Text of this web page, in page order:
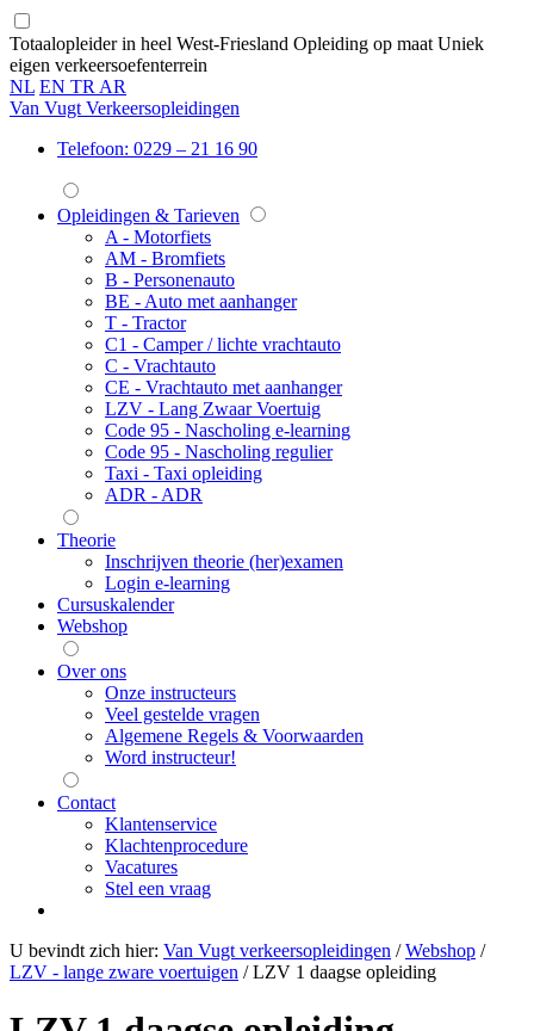
Totaalopleider in heel West-Friesland Opleiding op maat Uniek
eigen verkeersoefenterrein
NL EN TR AR
Van Vugt Verkeersopleidingen
Telefoon: 0229 – 21 16 90
Opleidingen & Tarieven
A - Motorfiets
AM - Bromfiets
B - Personenauto
BE - Auto met aanhanger
T - Tractor
C1 - Camper / lichte vrachtauto
C - Vrachtauto
CE - Vrachtauto met aanhanger
LZV - Lang Zwaar Voertuig
Code 95 - Nascholing e-learning
Code 95 - Nascholing regulier
Taxi - Taxi opleiding
ADR - ADR
Theorie
Inschrijven theorie (her)examen
Login e-learning
Cursuskalender
Webshop
Over ons
Onze instructeurs
Veel gestelde vragen
Algemene Regels & Voorwaarden
Word instructeur!
Contact
Klantenservice
Klachtenprocedure
Vacatures
Stel een vraag
U bevindt zich hier: Van Vugt verkeersopleidingen / Webshop /
LZV - lange zware voertuigen / LZV 1 daagse opleiding